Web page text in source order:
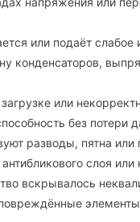
или подаёт
конденсаторов,
или
без потери
разводы, пятна
слоя или
вскрывалось